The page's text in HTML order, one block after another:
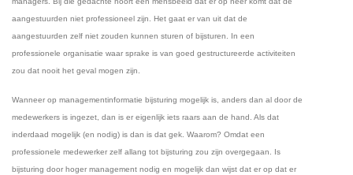
aangestuurden niet professioneel zijn. Het gaat er van uit dat de
aangestuurden zelf niet zouden kunnen sturen of bijsturen. In een
professionele organisatie waar sprake is van goed gestructureerde activiteiten
zou dat nooit het geval mogen zijn.
Wanneer op managementinformatie bijsturing mogelijk is, anders dan al door de
medewerkers is ingezet, dan is er eigenlijk iets raars aan de hand. Als dat
inderdaad mogelijk (en nodig) is dan is dat gek. Waarom? Omdat een
professionele medewerker zelf allang tot bijsturing zou zijn overgegaan. Is
bijsturing door hoger management nodig en mogelijk dan wijst dat er op dat er